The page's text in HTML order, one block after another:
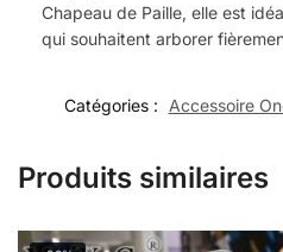
Chapeau de Paille, elle est
qui souhaitent arborer
Catégories : Accessoire
Produits similaires